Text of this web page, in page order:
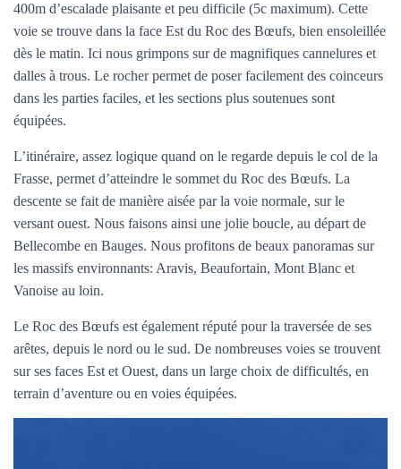
400m d’escalade plaisante et peu difficile (5c maximum). Cette
voie se trouve dans la face Est du Roc des Bœufs, bien ensoleillée
dès le matin. Ici nous grimpons sur de magnifiques cannelures et
dalles à trous. Le rocher permet de poser facilement des coinceurs
dans les parties faciles, et les sections plus soutenues sont
équipées.
L’itinéraire, assez logique quand on le regarde depuis le col de la
Frasse, permet d’atteindre le sommet du Roc des Bœufs. La
descente se fait de manière aisée par la voie normale, sur le
versant ouest. Nous faisons ainsi une jolie boucle, au départ de
Bellecombe en Bauges. Nous profitons de beaux panoramas sur
les massifs environnants: Aravis, Beaufortain, Mont Blanc et
Vanoise au loin.
Le Roc des Bœufs est également réputé pour la traversée de ses
arêtes, depuis le nord ou le sud. De nombreuses voies se trouvent
sur ses faces Est et Ouest, dans un large choix de difficultés, en
terrain d’aventure ou en voies équipées.